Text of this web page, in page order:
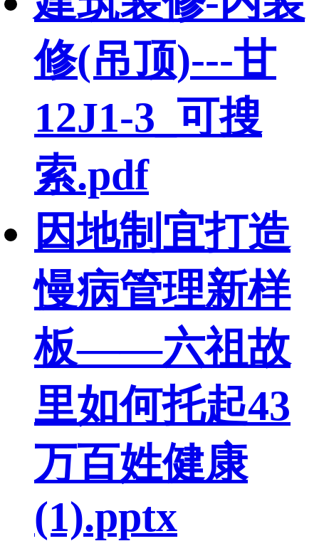
修(吊顶)---甘
12J1-3_可搜
索.pdf
因地制宜打造
慢病管理新样
板——六祖故
里如何托起43
万百姓健康
(1).pptx